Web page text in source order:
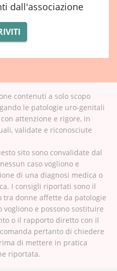
dall'associazione
contenuti a solo scopo
le patologie uro-genitali
attenzione e rigore, in
validate e riconosciute
sito sono convalidate dal
caso vogliono e
di una diagnosi medica o
I consigli riportati sono il
donne affette da patologie
vogliono e possono sostituire
o il rapporto diretto con il
pertanto di chiedere
di mettere in pratica
riportata.